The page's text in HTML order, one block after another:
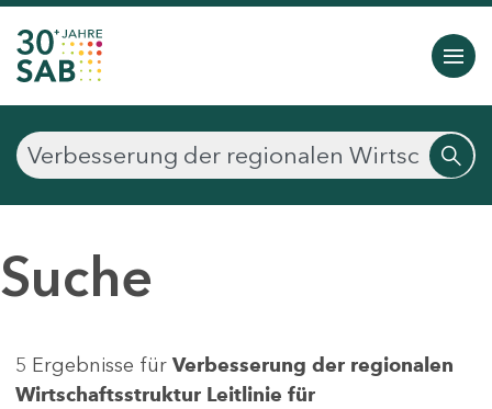
Suche
5 Ergebnisse für Verbesserung der regionalen
Wirtschaftsstruktur Leitlinie für